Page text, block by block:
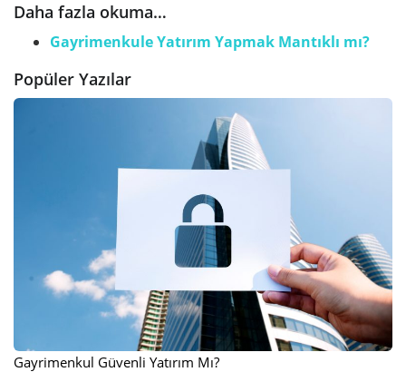
Daha fazla okuma…
Gayrimenkule Yatırım Yapmak Mantıklı mı?
Popüler Yazılar
Gayrimenkul Güvenli Yatırım Mı?